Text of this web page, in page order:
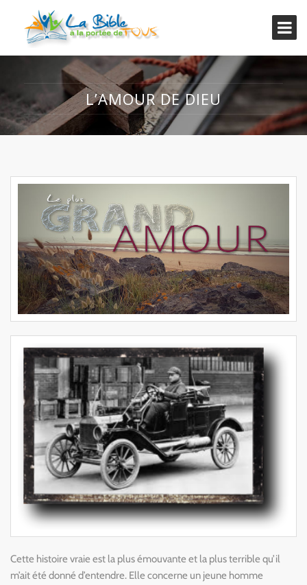
L’AMOUR DE DIEU
Cette histoire vraie est la plus émouvante et la plus terrible qu’il
m’ait été donné d’entendre. Elle concerne un jeune homme